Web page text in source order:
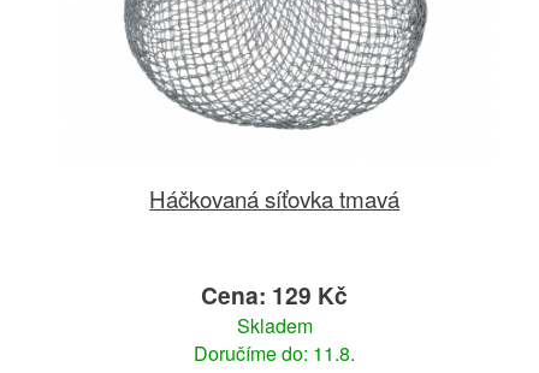
Háčkovaná síťovka tmavá
Cena: 129 Kč
Skladem
Doručíme do: 11.8.